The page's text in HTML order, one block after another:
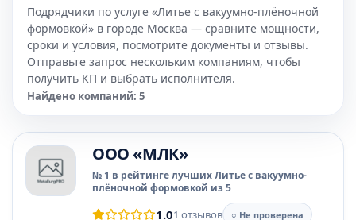
Подрядчики по услуге «Литье с вакуумно-плёночной
формовкой» в городе Москва — сравните мощности,
сроки и условия, посмотрите документы и отзывы.
Отправьте запрос нескольким компаниям, чтобы
получить КП и выбрать исполнителя.
Найдено компаний: 5
ООО «МЛК»
№ 1 в рейтинге лучших Литье с вакуумно-
плёночной формовкой из 5
1.01 отзывов
○ Не проверена